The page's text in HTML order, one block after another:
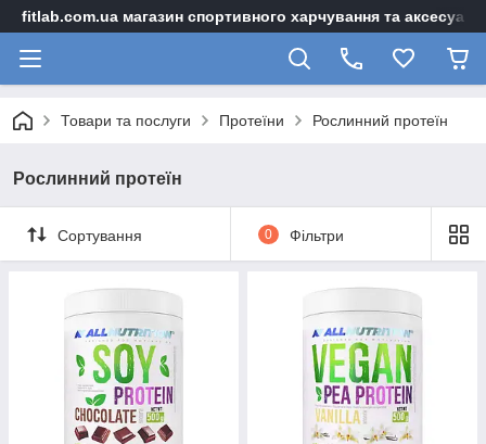
fitlab.com.ua магазин спортивного харчування та
Товари та послуги Протеїни Рослинний протеїн
Рослинний протеїн
Сортування 0 Фільтри